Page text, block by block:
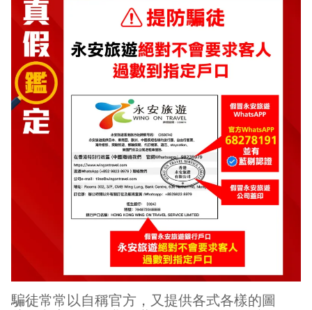
騙徒常常以自稱官方，又提供各式各樣的圖